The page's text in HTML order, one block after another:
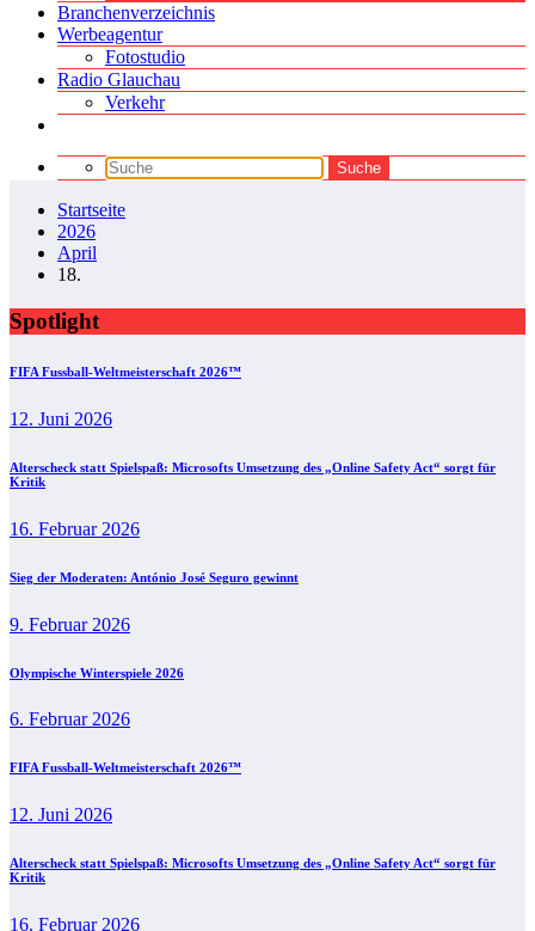
Branchenverzeichnis
Werbeagentur
Fotostudio
Radio Glauchau
Verkehr
Startseite
2026
April
18.
Spotlight
FIFA Fussball-Weltmeisterschaft 2026™
12. Juni 2026
Alterscheck statt Spielspaß: Microsofts Umsetzung des „Online Safety Act“ sorgt für
Kritik
16. Februar 2026
Sieg der Moderaten: António José Seguro gewinnt
9. Februar 2026
Olympische Winterspiele 2026
6. Februar 2026
FIFA Fussball-Weltmeisterschaft 2026™
12. Juni 2026
Alterscheck statt Spielspaß: Microsofts Umsetzung des „Online Safety Act“ sorgt für
Kritik
16. Februar 2026